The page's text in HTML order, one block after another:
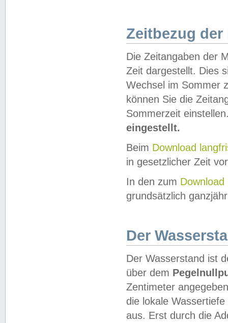
Zeitbezug der
Die Zeitangaben der
Zeit dargestellt. Dies
Wechsel im Sommer
können Sie die
Sommerzeit
eingestellt.
Beim Download
in gesetzlicher Zeit
In den zum Download
grundsätzlich
Der
Der Wasserstand ist
über dem
Zentimeter
die lokale
aus. Erst durch die